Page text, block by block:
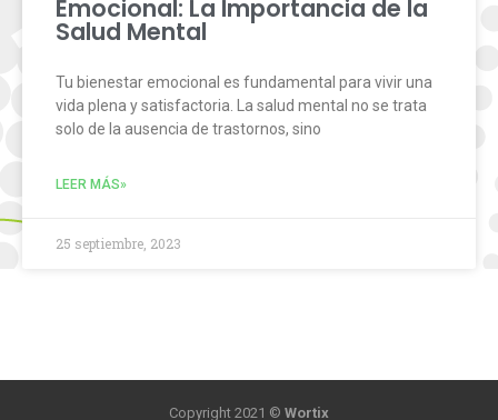
Emocional: La Importancia de la
Salud Mental
Tu bienestar emocional es fundamental para vivir una
vida plena y satisfactoria. La salud mental no se trata
solo de la ausencia de trastornos, sino
LEER MÁS»
25 septiembre, 2023
Copyright 2021 © Wortix